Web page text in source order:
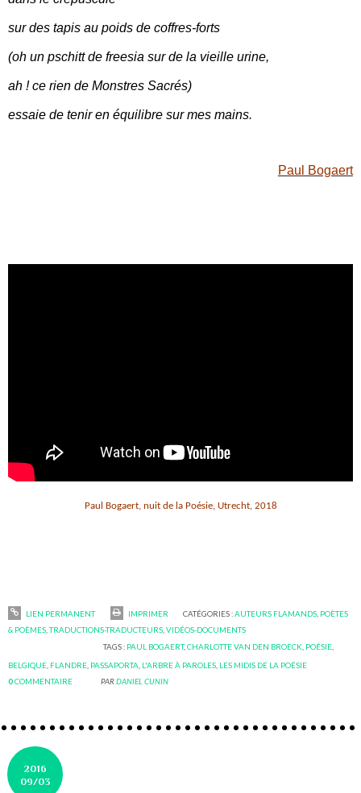
sur des tapis au poids de coffres-forts
(oh un pschitt de freesia sur de la vieille urine,
ah ! ce rien de Monstres Sacrés)
essaie de tenir en équilibre sur mes mains.
Paul Bogaert
Paul Bogaert, nuit de la Poésie, Utrecht, 2018
LIEN PERMANENT IMPRIMER CATÉGORIES :AUTEURS FLAMANDS POÈTES
& POÈMES ,TRADUCTIONS-TRADUCTEURS ,VIDÉOS-DOCUMENTS
TAGS : PAUL BOGAERT,CHARLOTTE VAN DEN BROECK, POÉSIE,
BELGIQUE FLANDRE PASSAPORTA L'ARBRE À PAROLES LES MIDIS DE LA POÉSIE
0COMMENTAIRE PARDANIEL CUNIN
2016
09/03